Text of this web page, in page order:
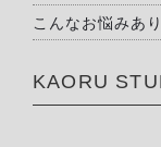
こんなお悩みあ
KAORU